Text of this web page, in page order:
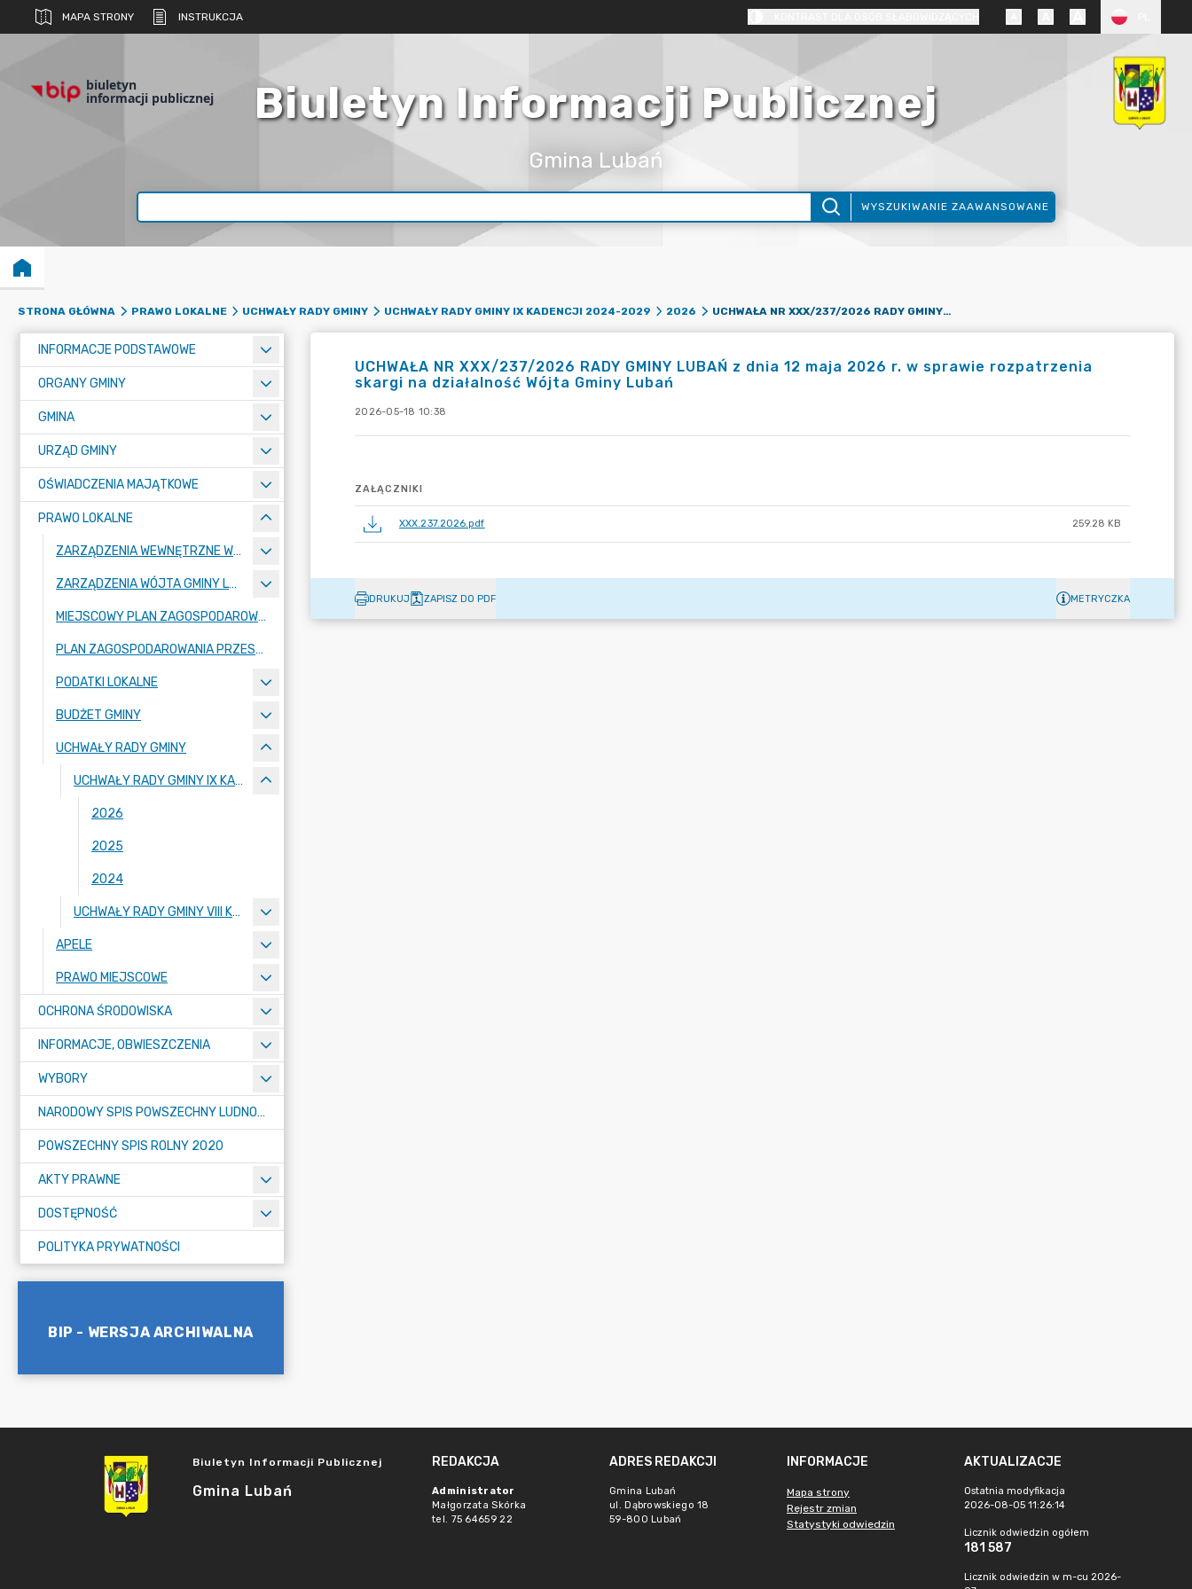
MAPA STRONY INSTRUKCJA
biuletyn
informacji publicznej Biuletyn Informacji Publicznej
Gmina Lubań
WYSZUKIWANIE ZAAWANSOWANE
STRONA GŁÓWNA PRAWO LOKALNE UCHWAŁY RADY GMINY UCHWAŁY RADY GMINY IX KADENCJI 2024-2029 2026 UCHWAŁA NR XXX/237/2026 RADY GMINY LUBAŃ Z DNIA 12 MAJA 2026 R. W SPRAWIE ROZPATRZENIA SKARGI NA DZIAŁALNOŚĆ WÓJTA GMINY LUBAŃ
INFORMACJE PODSTAWOWE
ORGANY GMINY
GMINA
URZĄD GMINY
OŚWIADCZENIA MAJĄTKOWE
PRAWO LOKALNE
ZARZĄDZENIA WEWNĘTRZNE WÓJTA GMINY LUBAŃ
ZARZĄDZENIA WÓJTA GMINY LUBAŃ
MIEJSCOWY PLAN ZAGOSPODAROWANIA PRZESTRZENNEGO
PLAN ZAGOSPODAROWANIA PRZESTRZENNEGO
PODATKI LOKALNE
BUDŻET GMINY
UCHWAŁY RADY GMINY
UCHWAŁY RADY GMINY IX KADENCJI 2024-2029
2026
2025
2024
UCHWAŁY RADY GMINY VIII KADENCJI 2018-2023
APELE
PRAWO MIEJSCOWE
OCHRONA ŚRODOWISKA
INFORMACJE, OBWIESZCZENIA
WYBORY
NARODOWY SPIS POWSZECHNY LUDNOŚCI I MIESZKAŃ W 2021
POWSZECHNY SPIS ROLNY 2020
AKTY PRAWNE
DOSTĘPNOŚĆ
POLITYKA PRYWATNOŚCI
BIP - WERSJA ARCHIWALNA
UCHWAŁA NR XXX/237/2026 RADY GMINY LUBAŃ z dnia 12 maja 2026 r. w sprawie rozpatrzenia
skargi na działalność Wójta Gminy Lubań
2026-05-18 10:38
ZAŁĄCZNIKI
XXX.237.2026.pdf 259.28 KB
DRUKUJ ZAPISZ DO PDF METRYCZKA
Biuletyn Informacji Publicznej
Gmina Lubań
REDAKCJA
Administrator
Małgorzata Skórka
tel. 75 64659 22
ADRES REDAKCJI
Gmina Lubań
ul. Dąbrowskiego 18
59-800 Lubań
INFORMACJE
Mapa strony
Rejestr zmian
Statystyki odwiedzin
AKTUALIZACJE
Ostatnia modyfikacja
2026-08-05 11:26:14
Licznik odwiedzin ogółem
181 587
Licznik odwiedzin w m-cu 2026-